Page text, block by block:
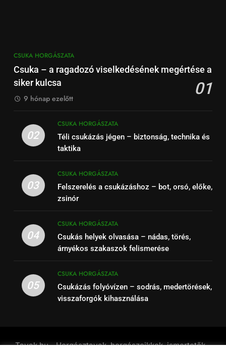
CSUKA HORGÁSZATA
Csuka – a ragadozó viselkedésének megértése a
siker kulcsa
01
9 hónap ezelőtt
02
CSUKA HORGÁSZATA
Téli csukázás jégen – biztonság, technika és
taktika
03
CSUKA HORGÁSZATA
Felszerelés a csukázáshoz – bot, orsó, előke,
zsinór
04
CSUKA HORGÁSZATA
Csukás helyek olvasása – nádas, törés,
árnyékos szakaszok felismerése
05
CSUKA HORGÁSZATA
Csukázás folyóvízen – sodrás, medertörések,
visszaforgók kihasználása
Tavak.hu - Horgásztavak, horgászcikkek, ismertetők -